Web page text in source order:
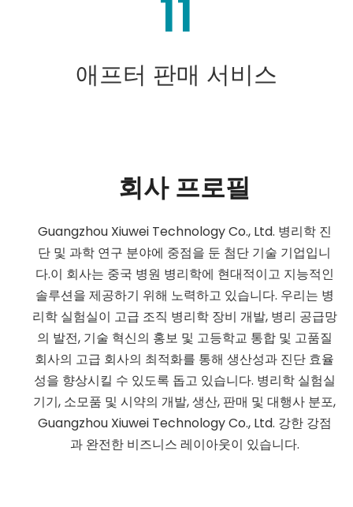
11
애프터 판매 서비스
회사 프로필
Guangzhou Xiuwei Technology Co., Ltd. 병리학 진
단 및 과학 연구 분야에 중점을 둔 첨단 기술 기업입니
다.이 회사는 중국 병원 병리학에 현대적이고 지능적인
솔루션을 제공하기 위해 노력하고 있습니다. 우리는 병
리학 실험실이 고급 조직 병리학 장비 개발, 병리 공급망
의 발전, 기술 혁신의 홍보 및 고등학교 통합 및 고품질
회사의 고급 회사의 최적화를 통해 생산성과 진단 효율
성을 향상시킬 수 있도록 돕고 있습니다. 병리학 실험실
기기, 소모품 및 시약의 개발, 생산, 판매 및 대행사 분포,
Guangzhou Xiuwei Technology Co., Ltd. 강한 강점
과 완전한 비즈니스 레이아웃이 있습니다.